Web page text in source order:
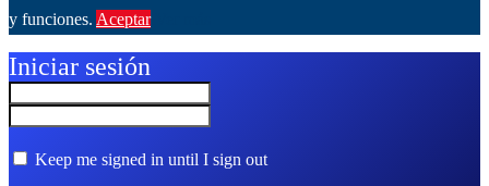
y funciones. Aceptar
Iniciar sesión
Keep me signed in until I sign out